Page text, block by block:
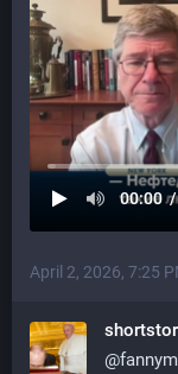
00:00 /
April 2, 2026, 7:25
@